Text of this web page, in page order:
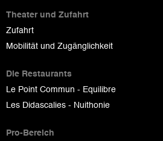
Theater und Zufahrt
Zufahrt
Mobilität und Zugänglichkeit
Die Restaurants
Le Point Commun - Equilibre
Les Didascalies - Nuithonie
Pro-Bereich